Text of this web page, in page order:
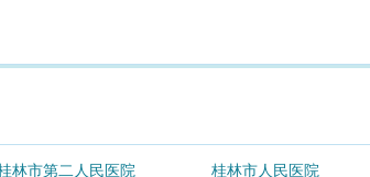
林市第二人民医院 桂林市人民医院